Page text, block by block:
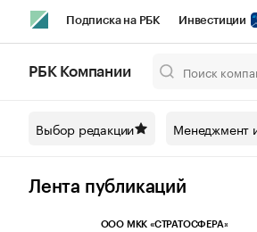
Подписка на РБК Инвестиции
Спецпроекты СПб
Технологии и медиа
РБК Компании
Выбор редакции Менеджмент
Лента публикаций
ООО МКК «СТРАТОСФЕРА»